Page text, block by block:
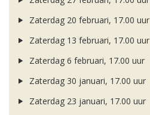
Zaterdag 20 februari, 17.00 uur
Zaterdag 13 februari, 17.00 uur
Zaterdag 6 februari, 17.00 uur
Zaterdag 30 januari, 17.00 uur
Zaterdag 23 januari, 17.00 uur